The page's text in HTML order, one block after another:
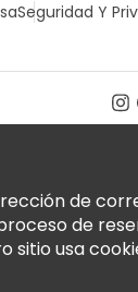
Seguridad Y
de
de
usa